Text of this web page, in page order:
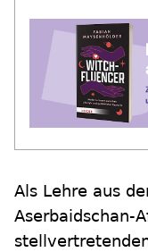
Als Lehre aus
Aserbaidschan-